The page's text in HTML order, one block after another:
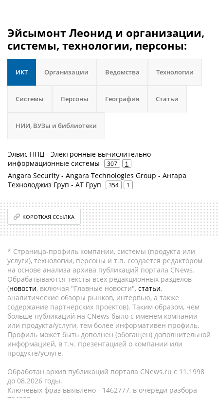
Эйсымонт Леонид и организации,
системы, технологии, персоны:
ИКТ Организации Ведомства Технологии
Системы Персоны География Статьи
НИИ, ВУЗы и библиотеки
Элвис НПЦ - Электронные вычислительно-
информационные системы
307 1
Angara Security - Angara Technologies Group - Ангара
Технолоджиз Груп - АТ Груп
354 1
КОРОТКАЯ ССЫЛКА
* Страница-профиль компании, системы (продукта или
услуги), технологии, персоны и т.п. создается редактором
на основе анализа архива публикаций портала CNews.
Обрабатываются тексты всех редакционных разделов
(новости, включая "Главные новости", статьи,
аналитические обзоры рынков, интервью, а также
содержание партнёрских проектов). Таким образом, чем
больше публикаций на CNews было с именем компании
или продукта/услуги, тем более информативен профиль.
Профиль может быть дополнен (обогащен) дополнительной
информацией, в т.ч. презентацией о компании или
продукте/услуге.
Обработан архив публикаций портала CNews.ru c 11.1998
до 08.2026 годы.
Ключевых фраз выявлено - 1462777, в очереди разбора -